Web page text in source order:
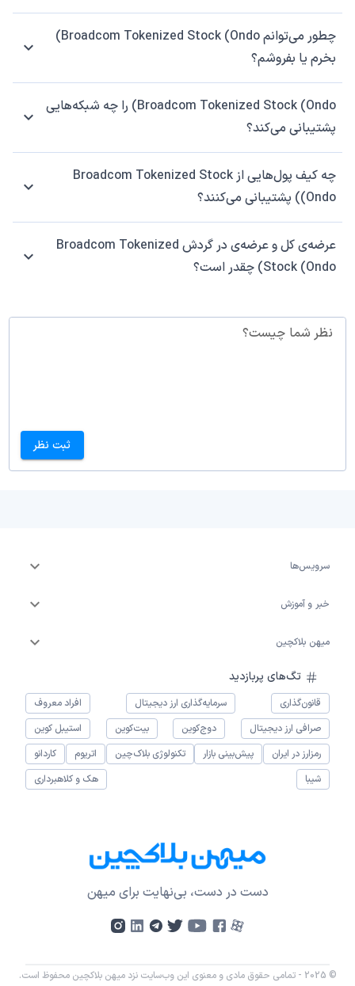
چطور می‌توانم Broadcom Tokenized Stock (Ondo)
بخرم یا بفروشم؟
Broadcom Tokenized Stock (Ondo) را چه شبکه‌هایی
پشتیبانی می‌کند؟
چه کیف پول‌هایی از Broadcom Tokenized Stock
(Ondo) پشتیبانی می‌کنند؟
عرضه‌ی کل و عرضه‌ی در گردش Broadcom Tokenized
Stock (Ondo) چقدر است؟
نظر شما چیست؟
ثبت نظر
سرویس‌ها
خبر و آموزش
میهن بلاکچین
تگ‌های پربازدید
قانون‌گذاری سرمایه‌گذاری ارز دیجیتال
افراد معروف
صرافی ارز دیجیتال
دوج‌کوین بیت‌کوین
استیبل کوین
رمزارز در ایران
پیش‌بینی بازار تکنولوژی بلاک‌چین اتریوم
کاردانو
شیبا
هک و کلاهبرداری
دست در دست، بی‌نهایت برای میهن
© 2025 - تمامی حقوق مادی و معنوی این وب‌سایت نزد میهن بلاکچین محفوظ است.